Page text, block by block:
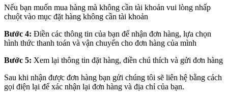
Nếu bạn muốn mua hàng mà không cần tài khoản vui lòng nhấp
chuột vào mục đặt hàng không cần tài khoản
Bước 4: Điền các thông tin của bạn để nhận đơn hàng, lựa chọn
hình thức thanh toán và vận chuyển cho đơn hàng của mình
Bước 5: Xem lại thông tin đặt hàng, điền chú thích và gửi đơn hàng
Sau khi nhận được đơn hàng bạn gửi chúng tôi sẽ liên hệ bằng cách
gọi điện lại để xác nhận lại đơn hàng và địa chỉ của bạn.